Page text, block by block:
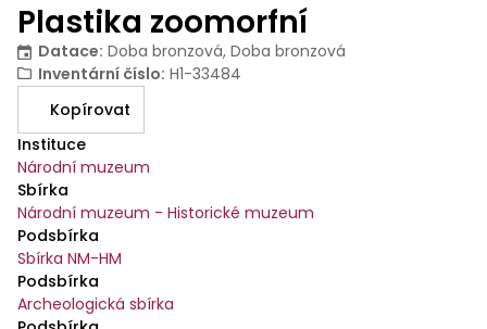
Plastika zoomorfní
Datace: Doba bronzová, Doba bronzová
Inventární číslo: H1-33484
Kopírovat
Instituce
Národní muzeum
Sbírka
Národní muzeum - Historické muzeum
Podsbírka
Sbírka NM-HM
Podsbírka
Archeologická sbírka